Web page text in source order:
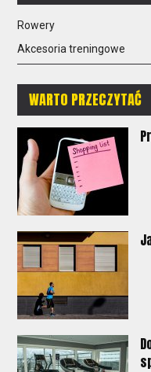
Rowery
Akcesoria treningowe
WARTO PRZECZYTAĆ